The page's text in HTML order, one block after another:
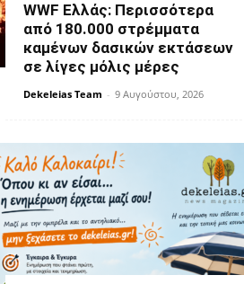
WWF Ελλάς: Περισσότερα
από 180.000 στρέμματα
καμένων δασικών εκτάσεων
σε λίγες μόλις μέρες
Dekeleias Team - 9 Αυγούστου, 2026